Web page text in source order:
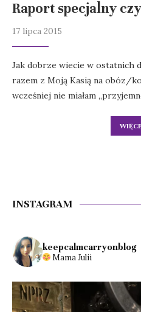
Raport specjalny
17 lipca 2015
Jak dobrze wiecie w ostatnich
razem z Moją Kasią na obóz/
wcześniej nie miałam
INSTAGRAM
keepcalmcarryonblog
Mama Julii